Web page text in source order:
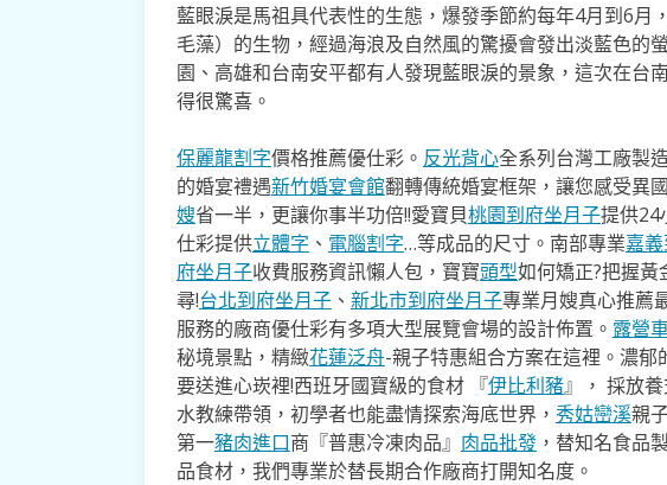
藍眼淚是馬祖具代表性的生態，爆發季節約每年4月到6月
毛藻）的生物，經過海浪及自然風的驚擾會發出淡藍色的
園、高雄和台南安平都有人發現藍眼淚的景象，這次在台
得很驚喜。
保麗龍割字價格推薦優仕彩。 反光背心全系列台灣工廠製
的婚宴禮遇新竹婚宴會館翻轉傳統婚宴框架，讓您感受異
嫂省一半，更讓你事半功倍!!愛寶貝桃園到府坐月子提供24
仕彩提供立體字 、 電腦割字…等成品的尺寸。南部專業嘉
府坐月子收費服務資訊懶人包，寶寶頭型如何矯正?把握
尋!台北到府坐月子、 新北市到府坐月子專業月嫂真心推薦
服務的廠商優仕彩有多項大型展覽會場的設計佈置。 露營
秘境景點，精緻花蓮泛舟-親子特惠組合方案在這裡。濃郁
要送進心崁裡!西班牙國寶級的食材 『伊比利豬』， 採放
水教練帶領，初學者也能盡情探索海底世界， 秀姑巒溪親
第一豬肉進口商『普惠冷凍肉品』 肉品批發，替知名食品
品食材，我們專業於替長期合作廠商打開知名度。